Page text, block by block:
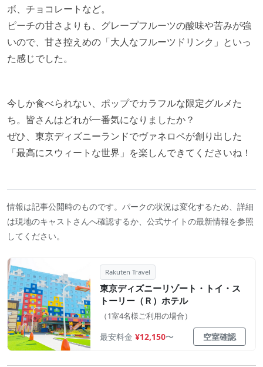
ボ、チョコレートなど。
ピーチの甘さよりも、グレープフルーツの酸味や苦みが強
いので、甘さ控えめの「大人なフルーツドリンク」といっ
た感じでした。
今しか食べられない、ポップでカラフルな限定グルメた
ち。皆さんはどれが一番気になりましたか？
ぜひ、東京ディズニーランドでヴァネロペが創り出した
「最高にスウィートな世界」を楽しんできてくださいね！
情報は記事公開時のものです。パークの状況は変化するため、詳細
は現地のキャストさんへ確認するか、公式サイトの最新情報を参照
してください。
Rakuten Travel
東京ディズニーリゾート・トイ・ス
トーリー（Ｒ）ホテル
（1室4名様ご利用の場合）
最安料金 ¥12,150〜 空室確認